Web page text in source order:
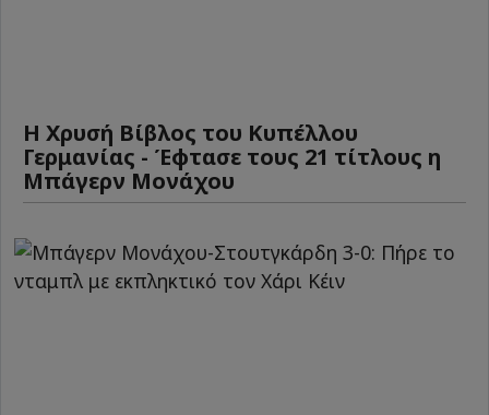
Η Χρυσή Βίβλος του Κυπέλλου
Γερμανίας - Έφτασε τους 21 τίτλους η
Μπάγερν Μονάχου